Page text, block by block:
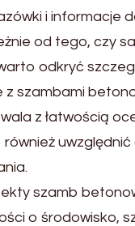
i informacje
od tego, czy
odkryć
z szambami
z łatwością
uwzględnić
szamb
o środowisko,